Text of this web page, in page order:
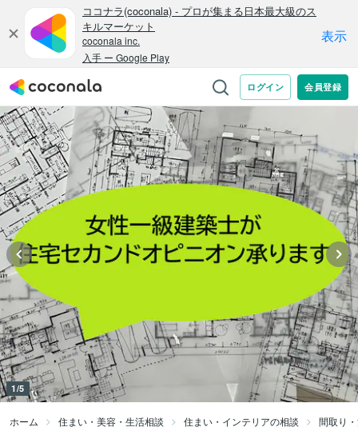
1/5
ホーム 住まい・美容・生活相談 住まい・インテリアの相談 間取り